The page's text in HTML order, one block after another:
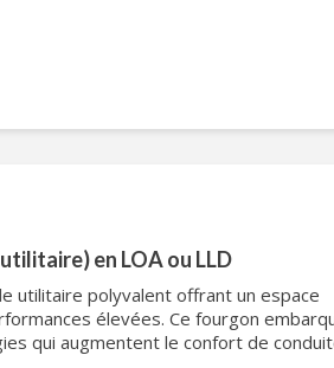
en LOA ou LLD
utilitaire polyvalent offrant un espace
élevées. Ce fourgon
qui augmentent le confort de